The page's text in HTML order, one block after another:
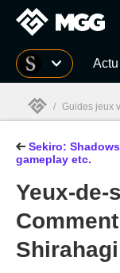
MGG Actu
MGG
/ Guides jeux
Sekiro:
gameplay etc.
Yeux-de-